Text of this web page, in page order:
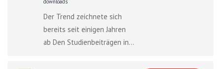
Der Trend zeichnete sich
bereits seit einigen Jahren
ab Den Studienbeiträgen in...